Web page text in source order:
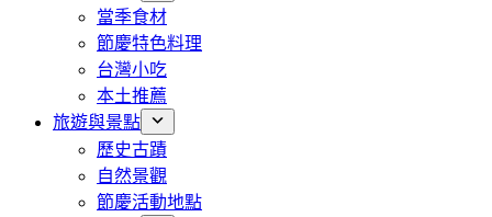
當季食材
節慶特色料理
台灣小吃
本土推薦
旅遊與景點
歷史古蹟
自然景觀
節慶活動地點